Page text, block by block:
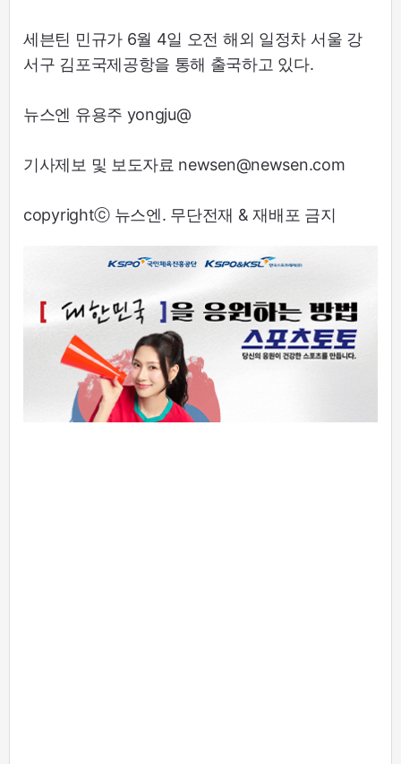
세븐틴 민규가 6월 4일 오전 해외 일정차 서울 강
서구 김포국제공항을 통해 출국하고 있다.
뉴스엔 유용주 yongju@
기사제보 및 보도자료 newsen@newsen.com
copyrightⓒ 뉴스엔. 무단전재 & 재배포 금지